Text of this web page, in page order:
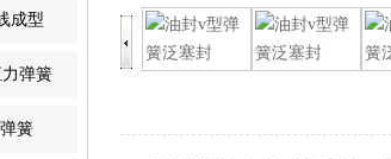
成型
弹簧
簧